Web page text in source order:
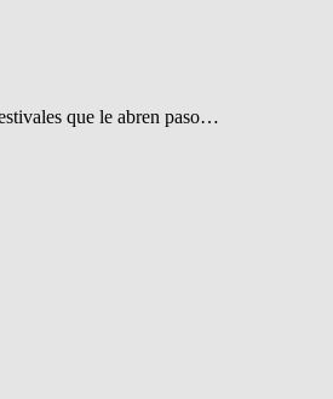
que le abren paso…